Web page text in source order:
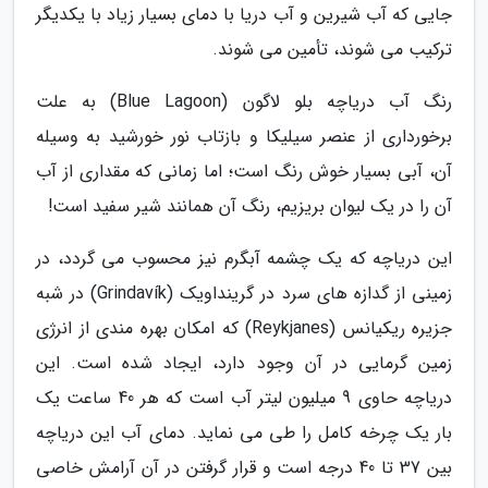
جایی که آب شیرین و آب دریا با دمای بسیار زیاد با یکدیگر
ترکیب می شوند، تأمین می شوند.
رنگ آب دریاچه بلو لاگون (Blue Lagoon) به علت
برخورداری از عنصر سیلیکا و بازتاب نور خورشید به وسیله
آن، آبی بسیار خوش رنگ است؛ اما زمانی که مقداری از آب
آن را در یک لیوان بریزیم، رنگ آن همانند شیر سفید است!
این دریاچه که یک چشمه آبگرم نیز محسوب می گردد، در
زمینی از گدازه های سرد در گرینداویک (Grindavík) در شبه
جزیره ریکیانس (Reykjanes) که امکان بهره مندی از انرژی
زمین گرمایی در آن وجود دارد، ایجاد شده است. این
دریاچه حاوی 9 میلیون لیتر آب است که هر 40 ساعت یک
بار یک چرخه کامل را طی می نماید. دمای آب این دریاچه
بین 37 تا 40 درجه است و قرار گرفتن در آن آرامش خاصی